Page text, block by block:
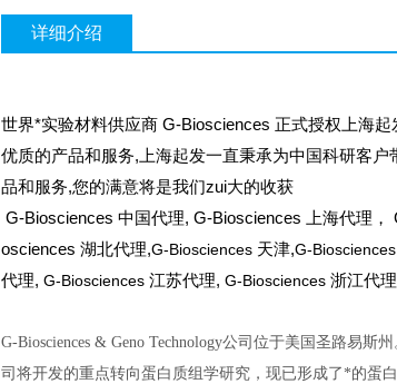
详细介绍
世界*实验材料供应商 G-Biosciences 正式授权上海
优质的产品和服务,上海起发一直秉承为中国科研客
品和服务,您的满意将是我们zui大的收获
G-Biosciences 中国代理, G-Biosciences 上海代理
osciences 湖北代理,G-Biosciences 天津,G-Biosciences
代理, G-Biosciences 江苏代理, G-Biosciences 浙江代
G-Biosciences & Geno Technology公司位于美国圣路易
司将开发的重点转向蛋白质组学研究，现已形成了*的蛋